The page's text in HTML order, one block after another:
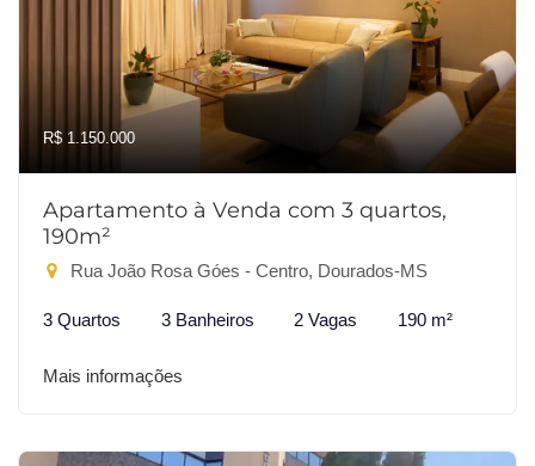
R$ 1.150.000
Apartamento à Venda com 3 quartos,
190m²
Rua João Rosa Góes - Centro, Dourados-MS
3 Quartos 3 Banheiros 2 Vagas 190 m²
Mais informações